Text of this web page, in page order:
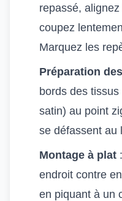
repassé,
coupez
Marquez les
Préparation
bords des tissus
satin) au point
se défassent au
Montage à plat
endroit contre
en piquant à un